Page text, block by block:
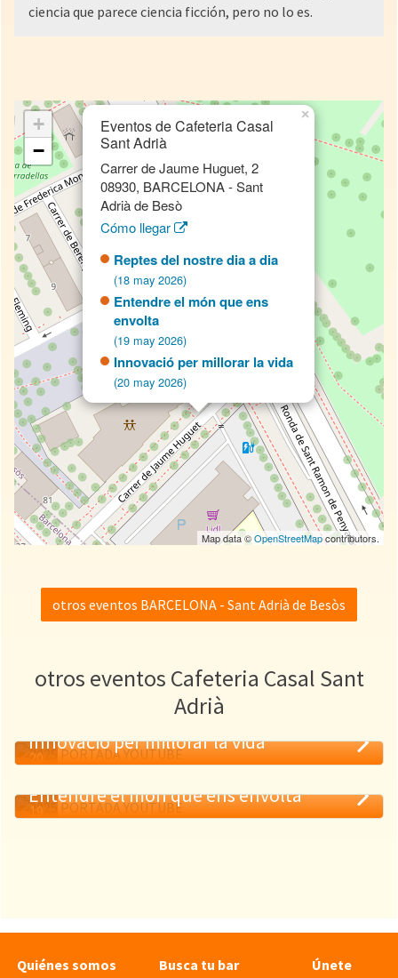
ciencia que parece ciencia ficción, pero no lo es.
Eventos de Cafeteria Casal
Sant Adrià
Carrer de Jaume Huguet, 2
08930, BARCELONA - Sant
Adrià de Besò
Cómo llegar
Reptes del nostre dia a dia
(18 may 2026)
Entendre el món que ens
envolta
(19 may 2026)
Innovació per millorar la vida
(20 may 2026)
×
+
−
Map data ©OpenStreetMapcontributors.
otros eventos BARCELONA - Sant Adrià de Besòs
otros eventos Cafeteria Casal Sant
Adrià
20
Innovació per millorar la vida
19
Entendre el món que ens envolta
Quiénes somos Busca tu bar Únete